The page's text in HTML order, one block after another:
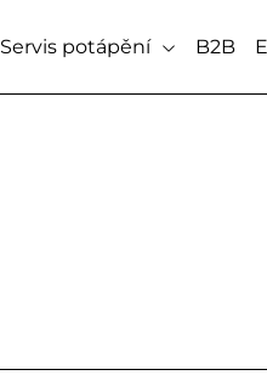
Servis potápění B2B